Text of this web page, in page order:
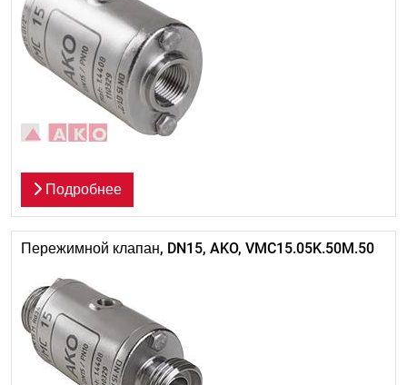
Подробнее
Пережимной клапан, DN15, AKO, VMC15.05K.50M.50